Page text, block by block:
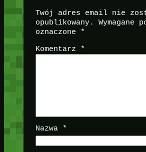
Twój adres email nie
opublikowany.
Wymagane
oznaczone
*
Komentarz *
Nazwa *